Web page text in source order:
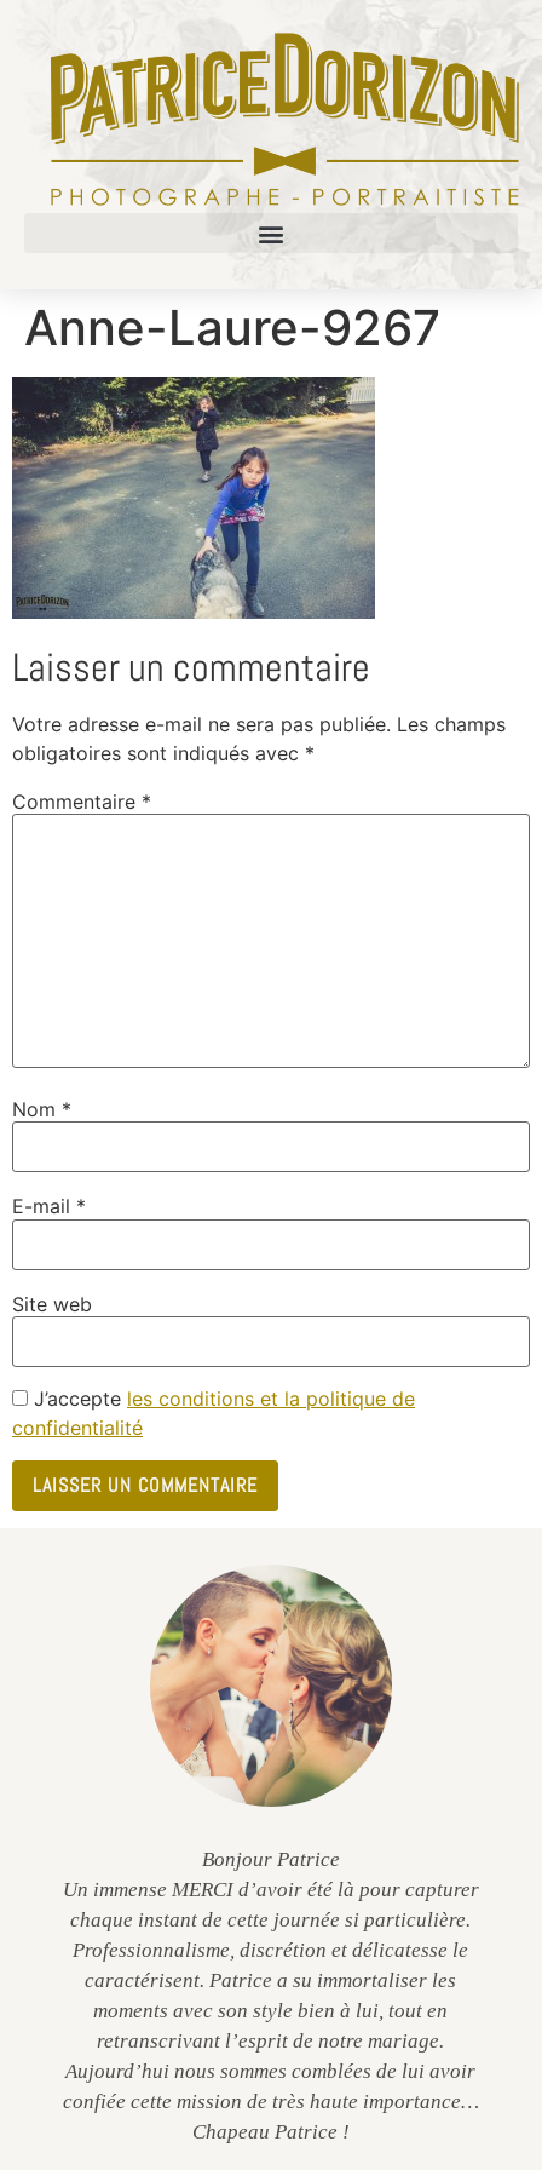
Anne-Laure-9267
Laisser un commentaire
Votre adresse e-mail ne sera pas publiée. Les champs
obligatoires sont indiqués avec *
Commentaire *
Nom *
E-mail *
Site web
J’accepte les conditions et la politique de
confidentialité
Bonjour Patrice
Un immense MERCI d’avoir été là pour capturer
chaque instant de cette journée si particulière.
Professionnalisme, discrétion et délicatesse le
caractérisent. Patrice a su immortaliser les
moments avec son style bien à lui, tout en
retranscrivant l’esprit de notre mariage.
Aujourd’hui nous sommes comblées de lui avoir
confiée cette mission de très haute importance…
Chapeau Patrice !